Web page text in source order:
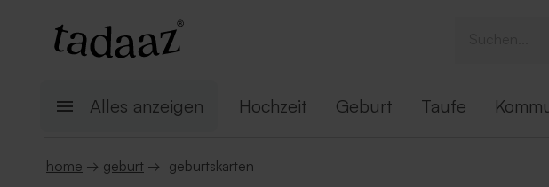
Alles anzeigen Hochzeit Geburt Taufe
home → geburt → geburtskarten